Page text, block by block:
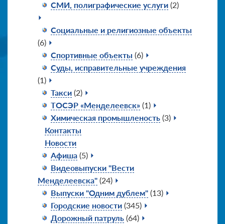
СМИ, полиграфические услуги (2)
Социальные и религиозные объекты
(6)
Спортивные объекты (6)
Суды, исправительные учреждения
(1)
Такси (2)
ТОСЭР «Менделеевск» (1)
Химическая промышленость (3)
Контакты
Новости
Афиша (5)
Видеовыпуски "Вести
Менделеевска" (24)
Выпуски "Одним дублем" (13)
Городские новости (345)
Дорожный патруль (64)